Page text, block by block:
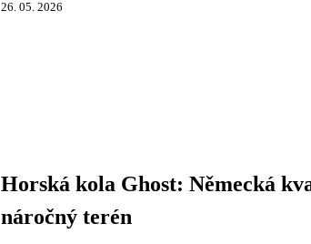
26. 05. 2026
Horská kola Ghost: Německá
náročný terén